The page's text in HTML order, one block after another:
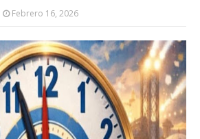
Febrero 16, 2026